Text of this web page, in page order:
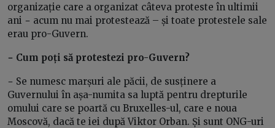
organizație care a organizat câteva proteste în ultimii
ani − acum nu mai protestează – și toate protestele sale
erau pro-Guvern.
− Cum poți să protestezi pro-Guvern?
− Se numesc marșuri ale păcii, de susținere a
Guvernului în așa-numita sa luptă pentru drepturile
omului care se poartă cu Bruxelles-ul, care e noua
Moscovă, dacă te iei după Viktor Orban. Și sunt ONG-uri